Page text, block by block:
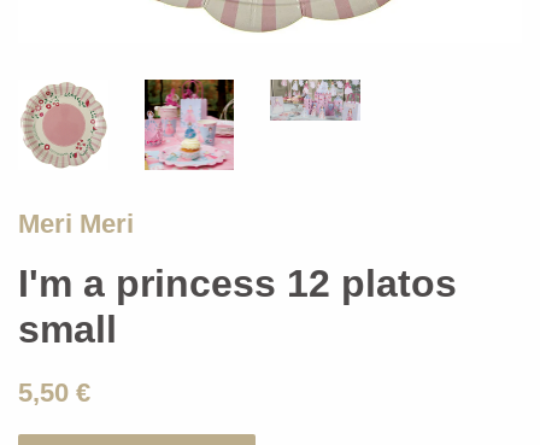
Meri Meri
I'm a princess 12 platos
small
5,50 €